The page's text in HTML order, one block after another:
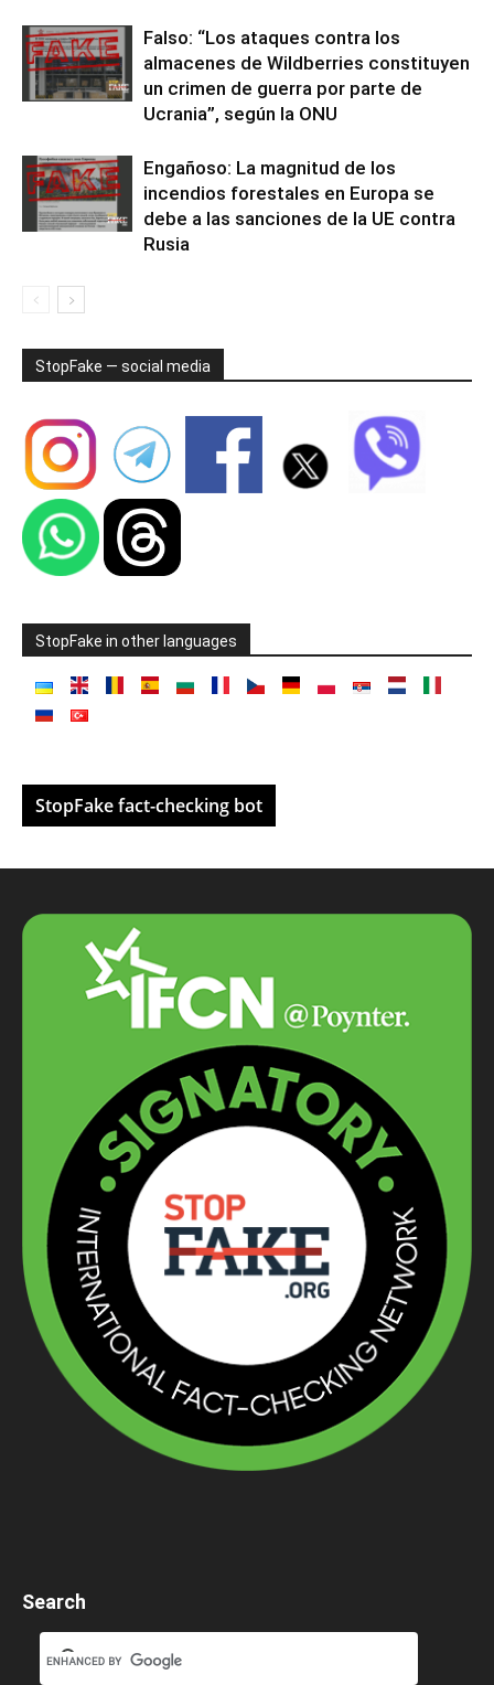
Falso: “Los ataques contra los
almacenes de Wildberries constituyen
un crimen de guerra por parte de
Ucrania”, según la ONU
Engañoso: La magnitud de los
incendios forestales en Europa se
debe a las sanciones de la UE contra
Rusia
StopFake — social media
StopFake in other languages
StopFake fact-checking bot
Search